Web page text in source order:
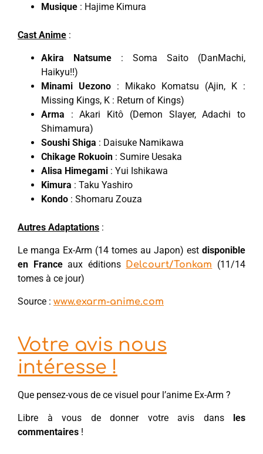
Musique : Hajime Kimura
Cast Anime :
Akira Natsume : Soma Saito (DanMachi,
Haikyu!!)
Minami Uezono : Mikako Komatsu (Ajin, K :
Missing Kings, K : Return of Kings)
Arma : Akari Kitô (Demon Slayer, Adachi to
Shimamura)
Soushi Shiga : Daisuke Namikawa
Chikage Rokuoin : Sumire Uesaka
Alisa Himegami : Yui Ishikawa
Kimura : Taku Yashiro
Kondo : Shomaru Zouza
Autres Adaptations :
Le manga Ex-Arm (14 tomes au Japon) est disponible
en Franceaux éditions Delcourt/Tonkam
(11/14
tomes à ce jour)
Source : www.exarm-anime.com
Votre avis nous
intéresse !
Que pensez-vous de ce visuel pour l’anime Ex-Arm ?
Libre à vous de donner votre avis dans les
commentaires !